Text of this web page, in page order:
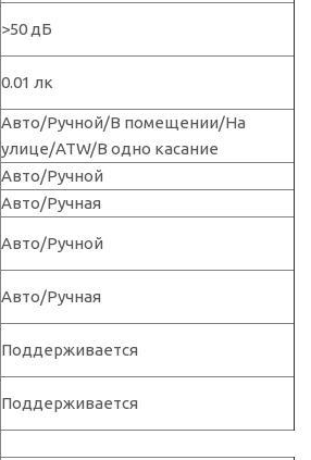
>50 дБ
0.01 лк
Авто/Ручной/В помещении/На
улице/ATW/В одно касание
Авто/Ручной
Авто/Ручная
Авто/Ручной
Авто/Ручная
Поддерживается
Поддерживается